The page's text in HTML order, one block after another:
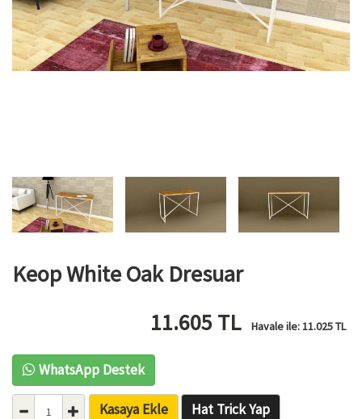
Keop White Oak Dresuar
11.605TL Havale ile:11.025TL
WhatsApp Destek
Kasaya Ekle Hat Trick Yap